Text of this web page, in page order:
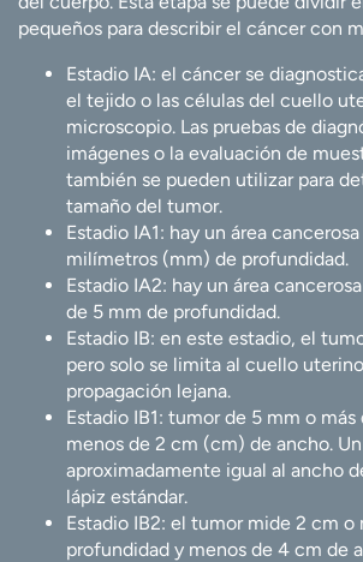
pequeños para describir el cáncer con
Estadio IA: el cáncer se
el tejido o las células del cuello
microscopio. Las pruebas de
imágenes o la evaluación de
también se pueden utilizar para
tamaño del tumor.
Estadio IA1: hay un área
milímetros (mm) de profundidad.
Estadio IA2: hay un área
de 5 mm de profundidad.
Estadio IB: en este estadio, el
pero solo se limita al cuello
propagación lejana.
Estadio IB1: tumor de 5 mm o
menos de 2 cm (cm) de ancho.
aproximadamente igual al ancho
lápiz estándar.
Estadio IB2: el tumor mide 2 cm o
profundidad y menos de 4 cm de